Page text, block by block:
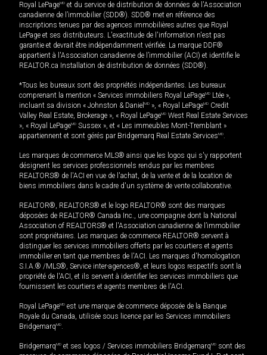
Royal LePageMD et du service de distribution de données de l'Association
canadienne de l’immobilier (SDD®). SDD® met en référence des
inscriptions tenues par des agences immobilières autres que Royal
LePage et ses distributeurs. L'exactitude de l'information n'est pas
garantie et devrait être indépendamment vérifiée. La marque DDF®
appartient à l'Association canadienne de l’immobilier (ACI) et identifie le
REALTOR.ca Installation de distribution de données (SDD®).
*Tous les bureaux sont des propriétés indépendantes. Les bureaux
comprenant la mention « Services immobiliers Royal LePageMD Ltée »,
incluant sa division « Johnston & Daniel MD », « Royal LePageMD Credit
Valley Real Estate, Brokerage », « Royal LePageMD West Real Estate Services
», « Royal LePageMD Sussex », et « Les immeubles Mont-Tremblant »
appartiennent et sont gérés par Bridgemarq Real Estate ServicesMD.
Les marques de commerce MLS® ainsi que les logos qui s'y rapportent
désignent les services professionnels rendus par les membres
REALTORS® de l'ACI en vue de l'achat, de la vente et de la location de
biens immobiliers dans le cadre d'un système de vente collaborative.
REALTOR®, REALTORS® et le logo REALTOR® sont des marques
déposées de REALTOR® Canada Inc., une compagnie dont la National
Association of REALTORS® et l'Association canadienne de l’immobilier
sont propriétaires. Les marques de commerce REALTOR® servent à
distinguer les services immobiliers offerts par les courtiers et agents
immobilier en tant que membres de l'ACI. Les marques d'homologation
S.I.A.® /MLS®, Service inter-agences®, et leurs logos respectifs sont la
propriété de l'ACI, et ils servent à identifier les services immobiliers que
fournissent les courtiers et agents membres de l'ACI.
Royal LePageMD est une marque de commerce déposée de la Banque
Royale du Canada, utilisée sous licence par les Services immobiliers
BridgemarqMD.
BridgemarqMD et ses logos / Services immobiliers BridgemarqMD sont des